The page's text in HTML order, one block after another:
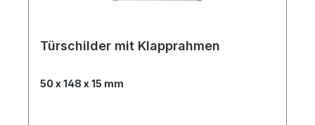
Türschilder mit Klapprahmen
50 x 148 x 15 mm